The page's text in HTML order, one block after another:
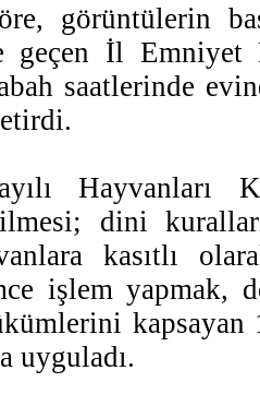
görüntülerin
geçen İl
saatlerinde
Hayvanları
dini
kasıtlı
işlem yapmak,
kapsayan
uyguladı.